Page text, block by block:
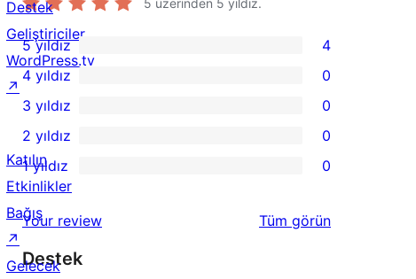
5 üzerinden 5 yıldız.
4
5
yıldızlı
inceleme
5 yıldız 4
4
yıldızlı
inceleme
4 yıldız 0
0
3
yıldızlı
inceleme
3 yıldız 0
2
inceleme
2 yıldız 0
0
1
yıldızlı
inceleme
1 yıldız 0
Your review Tüm değerlendirmeleri
görün
Destek
Destek
Geliştiriciler
WordPress.tv
↗
Katılın
Etkinlikler
Bağış
↗
Gelecek